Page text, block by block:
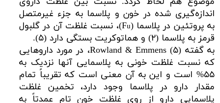
اندازه‌گیری شده در خون و پلاسما به جزء غیرمتصل
به پروتئین در پلاسما (Fu )، نسبت غلظت آن در گلبول
قرمز به پلاسما (۲) و هماتوکریت بستگی دارد (۵).
به گفته Rowland & Emmens (۵)، در مورد داروهایی
که نسبت غلظت خونی به پلاسمایی آنها نزدیک به
۵۵% است و این به آن معنی است که تقریباً تمام
مقدار دارو در پلاسما وجود دارد، تخمین غلظت
پلاسمایی دارو از روی غلظت خون تام عمدتاً به